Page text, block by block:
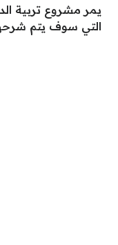
يمر مشروع تربية
التي سوف يتم